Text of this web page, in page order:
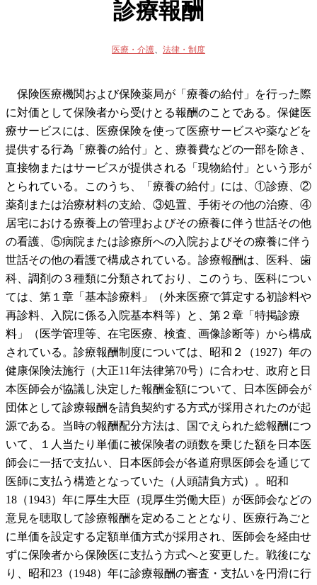
診療報酬
医療・介護、 法律・制度
保険医療機関および保険薬局が「療養の給付」を行った際
に対価として保険者から受けとる報酬のことである。保健医
療サービスには、医療保険を使って医療サービスや薬などを
提供する行為「療養の給付」と、療養費などの一部を除き、
直接物またはサービスが提供される「現物給付」という形が
とられている。このうち、「療養の給付」には、①診療、②
薬剤または治療材料の支給、③処置、手術その他の治療、④
居宅における療養上の管理およびその療養に伴う世話その他
の看護、⑤病院または診療所への入院およびその療養に伴う
世話その他の看護で構成されている。診療報酬は、医科、歯
科、調剤の３種類に分類されており、このうち、医科につい
ては、第１章「基本診療料」（外来医療で算定する初診料や
再診料、入院に係る入院基本料等）と、第２章「特掲診療
料」（医学管理等、在宅医療、検査、画像診断等）から構成
されている。診療報酬制度については、昭和２（1927）年の
健康保険法施行（大正11年法律第70号）に合わせ、政府と日
本医師会が協議し決定した報酬金額について、日本医師会が
団体として診療報酬を請負契約する方式が採用されたのが起
源である。当時の報酬配分方法は、国でえられた総報酬につ
いて、１人当たり単価に被保険者の頭数を乗じた額を日本医
師会に一括で支払い、日本医師会が各道府県医師会を通じて
医師に支払う構造となっていた（人頭請負方式）。昭和
18（1943）年に厚生大臣（現厚生労働大臣）が医師会などの
意見を聴取して診療報酬を定めることとなり、医療行為ごと
に単価を設定する定額単価方式が採用され、医師会を経由せ
ずに保険者から保険医に支払う方式へと変更した。戦後にな
り、昭和23（1948）年に診療報酬の審査・支払いを円滑に行